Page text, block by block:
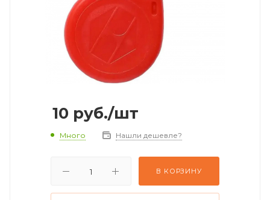
10 руб./шт
Много Нашли дешевле?
В КОРЗИНУ